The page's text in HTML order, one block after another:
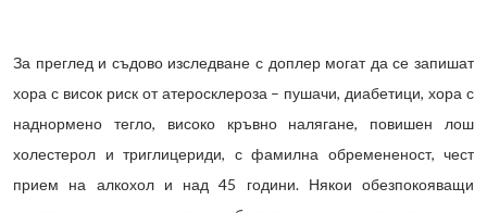
За преглед и съдово изследване с доплер могат да се запишат
хора с висок риск от атеросклероза – пушачи, диабетици, хора с
наднормено тегло, високо кръвно налягане, повишен лош
холестерол и триглицериди, с фамилна обремененост, чест
прием на алкохол и над 45 години. Някои обезпокояващи